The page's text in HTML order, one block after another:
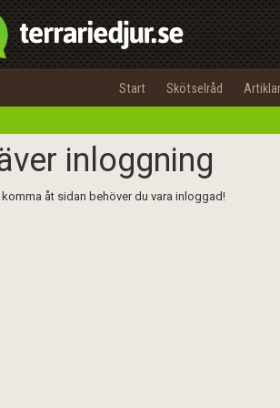
Start Skötselråd Artiklar
inloggning
komma åt sidan behöver du vara inloggad!